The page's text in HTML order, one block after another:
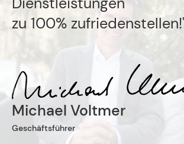
zu 100%
Michael Voltmer
Geschäftsführer